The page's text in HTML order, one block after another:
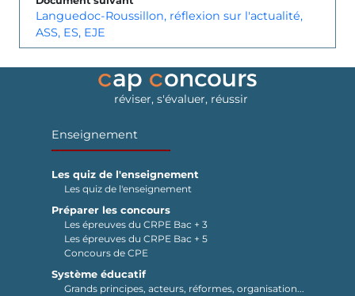
Languedoc-Roussillon, réflexion sur l'actualité,
ASS, ES, EJE
réviser, s'évaluer, réussir
Enseignement
Les quiz de l'enseignement
Les quiz de l'enseignement
Préparer les concours
Les épreuves du CRPE Bac + 3
Les épreuves du CRPE Bac + 5
Concours de CPE
Système éducatif
Grands principes, acteurs, réformes, organisation...